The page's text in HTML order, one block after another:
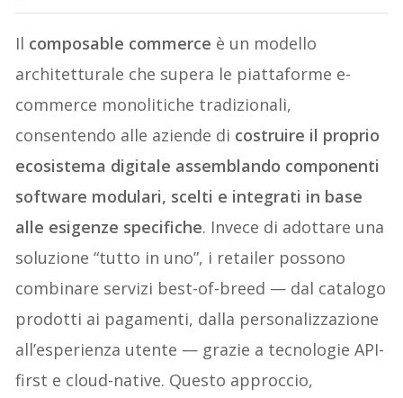
Il composable commerce è un modello
architetturale che supera le piattaforme e-
commerce monolitiche tradizionali,
consentendo alle aziende di costruire il proprio
ecosistema digitale assemblando componenti
software modulari, scelti e integrati in base
alle esigenze specifiche. Invece di adottare una
soluzione “tutto in uno”, i retailer possono
combinare servizi best-of-breed — dal catalogo
prodotti ai pagamenti, dalla personalizzazione
all’esperienza utente — grazie a tecnologie API-
first e cloud-native. Questo approccio,